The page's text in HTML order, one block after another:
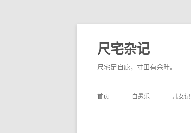
尺宅杂记
尺宅足自庇，寸田有余畦。
首页 自愚乐 儿女记